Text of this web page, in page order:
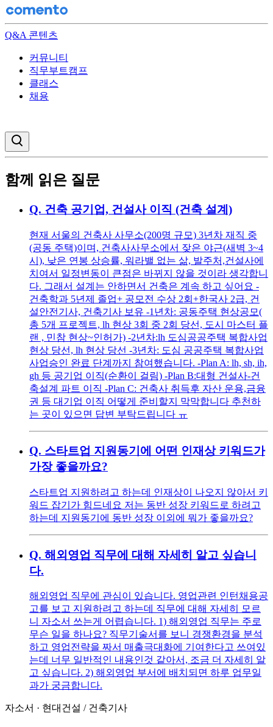
Q&A 콘텐츠
커뮤니티
직무부트캠프
클래스
채용
함께 읽은 질문
Q. 건축 공기업, 건설사 이직 (건축 설계)
현재 서울의 건축사 사무소(200명 규모) 3년차 재직 중
(공동 주택)이며, 건축사사무소에서 잦은 야근(새벽 3~4
시), 낮은 연봉 상승률, 워라밸 없는 삶, 발주처,건설사에
치여서 일정변동이 큰점은 바뀌지 않을 것이라 생각합니
다. 그래서 설계는 안하면서 건축은 계속 하고 싶어요 -
건축학과 5년제 졸업+ 공모전 수상 2회+한국사 2급, 건
설안전기사, 건축기사 보유 -1년차: 공동주택 현상공모(
총 5개 프로젝트, lh 현상 3회 중 2회 당선, 도시 마스터 플
랜 , 민참 현상~인허가) -2년차:lh 도심공공주택 복합사업
현상 당선, lh 현상 당선 -3년차: 도심 공공주택 복합사업
사업승인 완료 단계까지 참여했습니다. -Plan A: lh, sh, ih,
gh 등 공기업 이직(순환이 걸림) -Plan B:대형 건설사-건
축설계 파트 이직 -Plan C: 건축사 취득후 자산 운용,금융
권 등 대기업 이직 어떻게 준비할지 막막합니다 추천하
는 곳이 있으면 답변 부탁드립니다 ㅠ
Q. 스타트업 지원동기에 어떤 인재상 키워드가
가장 좋을까요?
스타트업 지원하려고 하는데 인재상이 나오지 않아서 키
워드 잡기가 힘드네요 저는 동반 성장 키워드로 하려고
하는데 지원동기에 동반 성장 이외에 뭐가 좋을까요?
Q. 해외영업 직무에 대해 자세히 알고 싶습니
다.
해외영업 직무에 관심이 있습니다. 영업관련 인턴채용공
고를 보고 지원하려고 하는데 직무에 대해 자세히 모르
니 자소서 쓰는게 어렵습니다. 1) 해외영업 직무는 주로
무슨 일을 하나요? 직무기술서를 보니 경쟁환경을 분석
하고 영업전략을 짜서 매출극대화에 기여한다고 쓰여있
는데 너무 일반적인 내용인것 같아서, 조금 더 자세히 알
고 싶습니다. 2) 해외영업 부서에 배치되면 하루 업무일
과가 궁금합니다.
자소서 · 현대건설 / 건축기사